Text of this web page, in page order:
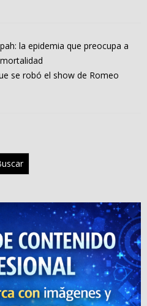
la epidemia que preocupa a
se robó el show de Romeo